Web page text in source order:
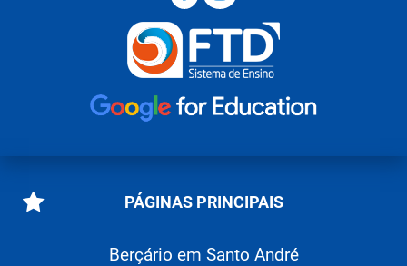
PÁGINAS PRINCIPAIS
Berçário em Santo André